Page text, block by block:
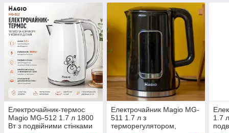
Електрочайник-термос
Magio MG-512 1.7 л 1800
Вт з подвійними стінками
Електрочайник Magio MG-
511 1.7 л з
терморегулятором,
1.7